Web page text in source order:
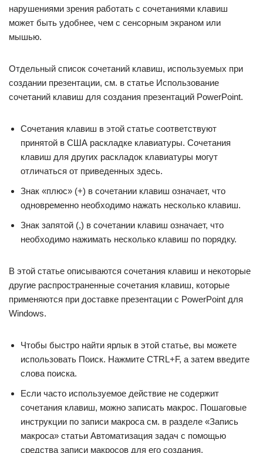
нарушениями зрения работать с сочетаниями клавиш
может быть удобнее, чем с сенсорным экраном или
мышью.
Отдельный список сочетаний клавиш, используемых при
создании презентации, см. в статье Использование
сочетаний клавиш для создания презентаций PowerPoint.
Сочетания клавиш в этой статье соответствуют
принятой в США раскладке клавиатуры. Сочетания
клавиш для других раскладок клавиатуры могут
отличаться от приведенных здесь.
Знак «плюс» (+) в сочетании клавиш означает, что
одновременно необходимо нажать несколько клавиш.
Знак запятой (,) в сочетании клавиш означает, что
необходимо нажимать несколько клавиш по порядку.
В этой статье описываются сочетания клавиш и некоторые
другие распространенные сочетания клавиш, которые
применяются при доставке презентации с PowerPoint для
Windows.
Чтобы быстро найти ярлык в этой статье, вы можете
использовать Поиск. Нажмите CTRL+F, а затем введите
слова поиска.
Если часто используемое действие не содержит
сочетания клавиш, можно записать макрос. Пошаговые
инструкции по записи макроса см. в разделе «Запись
макроса» статьи Автоматизация задач с помощью
средства записи макросов для его создания.